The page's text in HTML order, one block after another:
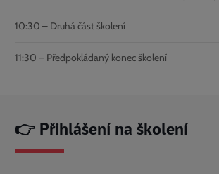
10:30 – Druhá část školení
11:30 – Předpokládaný konec školení
👉 Přihlášení na školení